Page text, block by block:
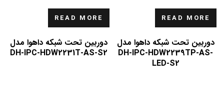
READ MORE
دوربین تحت شبکه داهوا مدل
DH-IPC-HDW2239TP-AS-
LED-S2
READ MORE
دوربین تحت شبکه داهوا مدل
DH-IPC-HDW2231T-AS-S2